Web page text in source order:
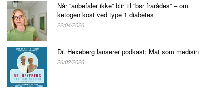
Når “anbefaler ikke” blir til “bør frarådes” – om
ketogen kost ved type 1 diabetes
22/04/2026
Dr. Hexeberg lanserer podkast: Mat som medisin
26/02/2026